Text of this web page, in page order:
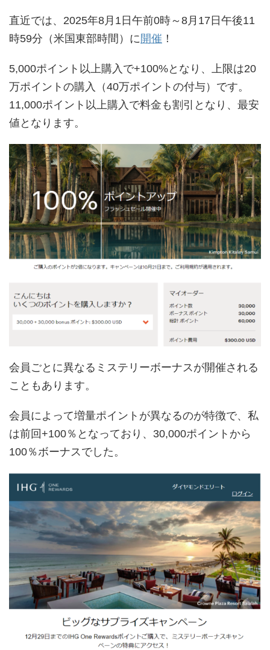
直近では、2025年8月1日午前0時～8月17日午後11
時59分（米国東部時間）に 開催 ！
5,000ポイント以上購入で+100%となり、上限は20
万ポイントの購入（40万ポイントの付与）です。
11,000ポイント以上購入で料金も割引となり、最安
値となります。
会員ごとに異なるミステリーボーナスが開催される
こともあります。
会員によって増量ポイントが異なるのが特徴で、私
は前回+100％となっており、30,000ポイントから
100％ボーナスでした。